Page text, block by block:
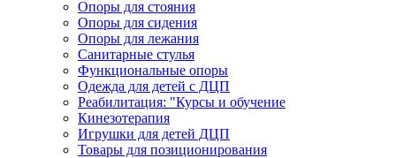
Опоры для стояния
Опоры для сидения
Опоры для лежания
Санитарные стулья
Функциональные опоры
Одежда для детей с ДЦП
Реабилитация: "Курсы и обучение
Кинезотерапия
Игрушки для детей ДЦП
Товары для позиционирования